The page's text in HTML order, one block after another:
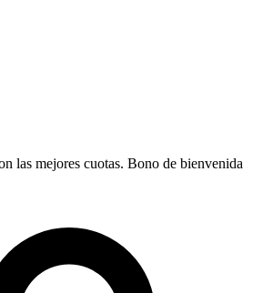
las mejores cuotas. Bono de bienvenida